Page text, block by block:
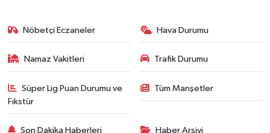
Nöbetçi Eczaneler Hava Durumu
Namaz Vakitleri Trafik Durumu
Süper Lig Puan Durumu ve
Fikstür
Tüm Manşetler
Son Dakika Haberleri Haber Arşivi